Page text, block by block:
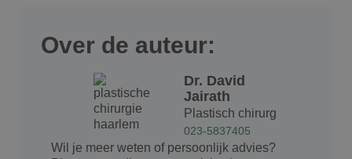
Over de auteur:
Dr. David
Jairath
Plastisch chirurg
023-5837405
Wil je meer weten of persoonlijk advies?